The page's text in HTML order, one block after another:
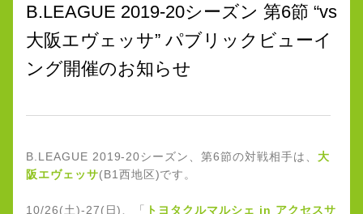
B.LEAGUE 2019-20シーズン 第6節 “vs
大阪エヴェッサ” パブリックビューイ
ング開催のお知らせ
B.LEAGUE 2019-20シーズン、第6節の対戦相手は、 大
阪エヴェッサ(B1西地区)です。
10/26(土)-27(日)、「
トヨタクルマルシェ in アクセスサ